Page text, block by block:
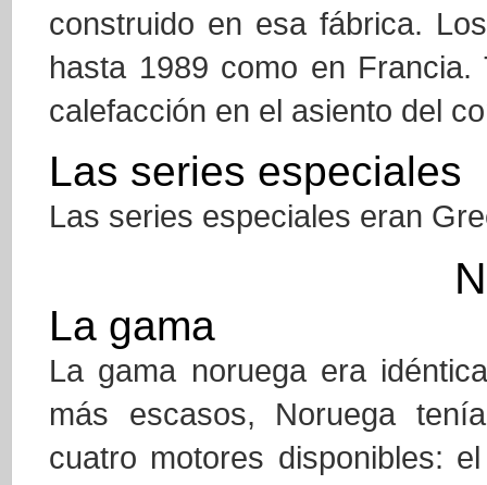
construido en esa fábrica.
hasta 1989 como en
calefacción en el asiento del
Las series especiales
Las series especiales eran
La gama
La gama noruega era
más escasos, Noruega
cuatro motores disponibles: